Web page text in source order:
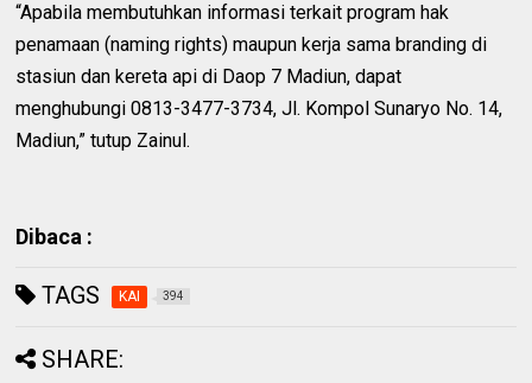
“Apabila membutuhkan informasi terkait program hak
penamaan (naming rights) maupun kerja sama branding di
stasiun dan kereta api di Daop 7 Madiun, dapat
menghubungi 0813-3477-3734, Jl. Kompol Sunaryo No. 14,
Madiun,” tutup Zainul.
Dibaca :
TAGS KAI 394
SHARE: